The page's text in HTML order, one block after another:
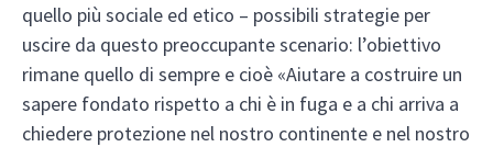
quello più sociale ed etico – possibili strategie per
uscire da questo preoccupante scenario: l’obiettivo
rimane quello di sempre e cioè «Aiutare a costruire un
sapere fondato rispetto a chi è in fuga e a chi arriva a
chiedere protezione nel nostro continente e nel nostro